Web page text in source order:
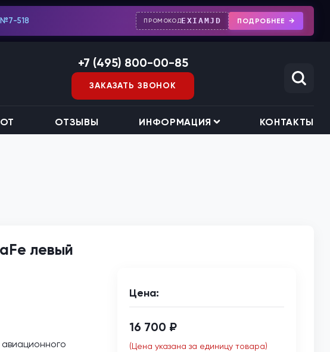
№7-518 ПРОМОКОДEXIAMJD ПОДРОБНЕЕ
ОТЗЫВЫ ИНФОРМАЦИЯ КОНТАКТЫ
+7 (495) 800-00-85
ЗАКАЗАТЬ ЗВОНОК
левый
Цена:
16 700 ₽
(Цена указана за единицу товара)